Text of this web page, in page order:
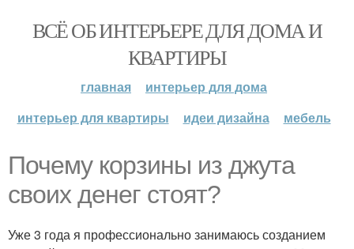
ВСЁ ОБ ИНТЕРЬЕРЕ ДЛЯ ДОМА И
КВАРТИРЫ
главная
интерьер для дома
интерьер для квартиры
идеи дизайна мебель
Почему корзины из джута
своих денег стоят?
Уже 3 года я профессионально занимаюсь созданием